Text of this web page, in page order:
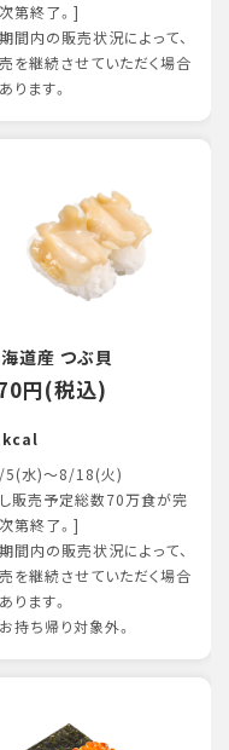
第終了。]
間内の販売状況によって、
を継続させていただく場合
ります。
道産 つぶ貝
円(税込)
水)～8/18(火)
販売予定総数70万食が完
第終了。]
間内の販売状況によって、
を継続させていただく場合
ります。
持ち帰り対象外。